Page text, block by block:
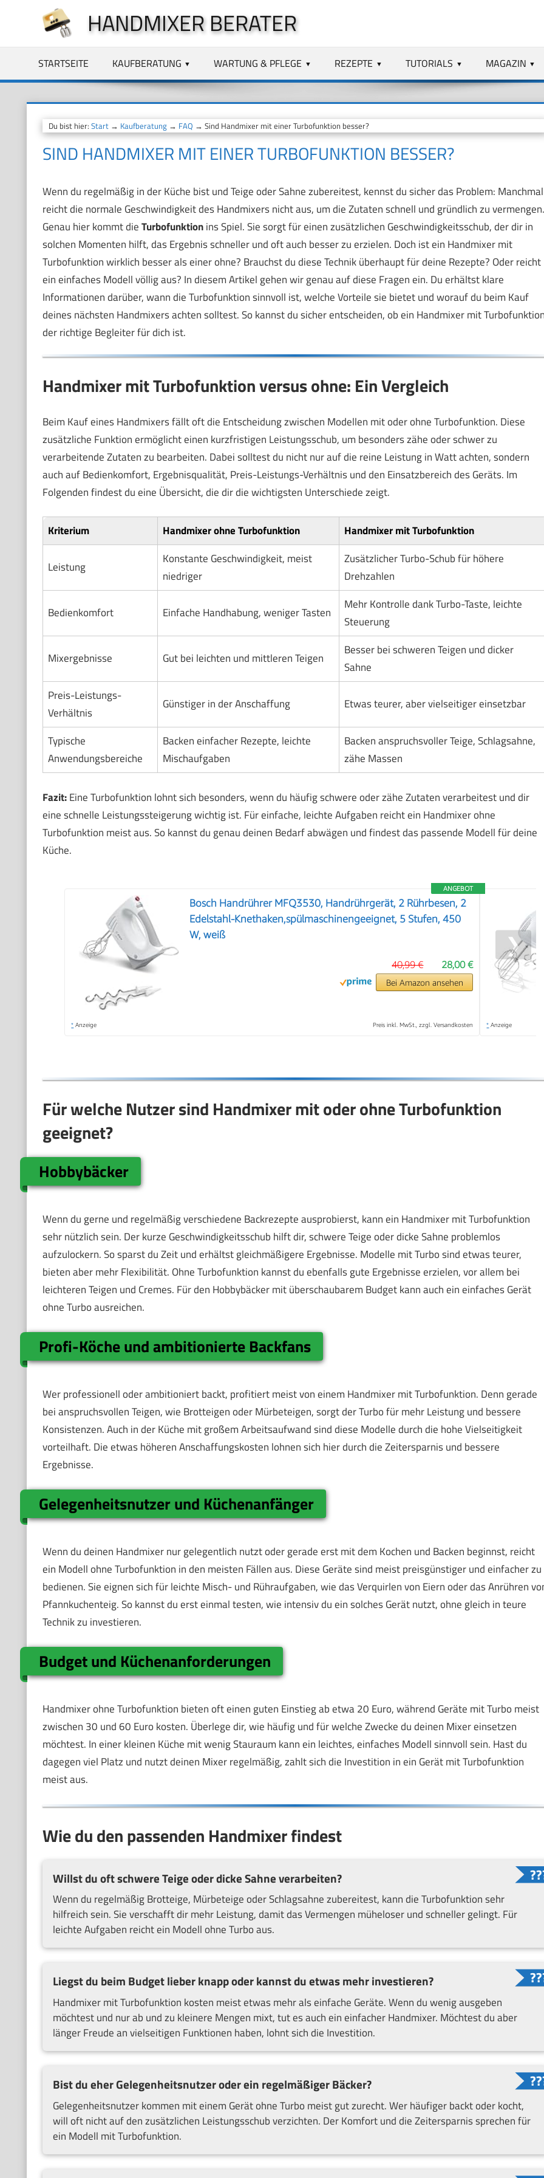
springen
HANDMIXER BERATER
STARTSEITE KAUFBERATUNG WARTUNG & PFLEGE REZEPTE TUTORIALS MAGAZIN
Du bist hier: Start→ Kaufberatung→ FAQ → Sind Handmixer mit einer Turbofunktion besser?
SIND HANDMIXER MIT EINER TURBOFUNKTION BESSER?
Wenn du regelmäßig in der Küche bist und Teige oder Sahne zubereitest, kennst du sicher das Problem: Manchmal
reicht die normale Geschwindigkeit des Handmixers nicht aus, um die Zutaten schnell und gründlich zu vermengen.
Genau hier kommt dieTurbofunktionins Spiel. Sie sorgt für einen zusätzlichen Geschwindigkeitsschub, der dir in
solchen Momenten hilft, das Ergebnis schneller und oft auch besser zu erzielen. Doch ist ein Handmixer mit
Turbofunktion wirklich besser als einer ohne? Brauchst du diese Technik überhaupt für deine Rezepte? Oder reicht
ein einfaches Modell völlig aus? In diesem Artikel gehen wir genau auf diese Fragen ein. Du erhältst klare
Informationen darüber, wann die Turbofunktion sinnvoll ist, welche Vorteile sie bietet und worauf du beim Kauf
deines nächsten Handmixers achten solltest. So kannst du sicher entscheiden, ob ein Handmixer mit
der richtige Begleiter für dich ist.
Handmixer mit Turbofunktion versus ohne: Ein Vergleich
Beim Kauf eines Handmixers fällt oft die Entscheidung zwischen Modellen mit oder ohne Turbofunktion. Diese
zusätzliche Funktion ermöglicht einen kurzfristigen Leistungsschub, um besonders zähe oder schwer zu
verarbeitende Zutaten zu bearbeiten. Dabei solltest du nicht nur auf die reine Leistung in Watt achten, sondern
auch auf Bedienkomfort, Ergebnisqualität, Preis-Leistungs-Verhältnis und den Einsatzbereich des Geräts. Im
Folgenden findest du eine Übersicht, die dir die wichtigsten Unterschiede zeigt.
Kriterium Handmixer ohne Turbofunktion Handmixer mit Turbofunktion
Leistung
Konstante Geschwindigkeit, meist
niedriger
Zusätzlicher Turbo-Schub für höhere
Drehzahlen
Bedienkomfort Einfache Handhabung, weniger Tasten
Mehr Kontrolle dank Turbo-Taste, leichte
Steuerung
Mixergebnisse Gut bei leichten und mittleren Teigen
Besser bei schweren Teigen und dicker
Sahne
Preis-Leistungs-
Verhältnis
Günstiger in der Anschaffung Etwas teurer, aber vielseitiger einsetzbar
Typische
Anwendungsbereiche
Backen einfacher Rezepte, leichte
Mischaufgaben
Backen anspruchsvoller Teige, Schlagsahne,
zähe Massen
Fazit:Eine Turbofunktion lohnt sich besonders, wenn du häufig schwere oder zähe Zutaten verarbeitest und dir
eine schnelle Leistungssteigerung wichtig ist. Für einfache, leichte Aufgaben reicht ein Handmixer ohne
Turbofunktion meist aus. So kannst du genau deinen Bedarf abwägen und findest das passende Modell für deine
Küche.
ANGEBOT
Bosch Handrührer MFQ3530, Handrührgerät, 2 Rührbesen, 2
Edelstahl-Knethaken,spülmaschinengeeignet, 5 Stufen, 450
W, weiß
28,00 €
40,99 €
Bei Amazon ansehen
* Anzeige Preis inkl. MwSt., zzgl. Versandkosten * Anzeige
❯
Für welche Nutzer sind Handmixer mit oder ohne Turbofunktion
geeignet?
Hobbybäcker
Wenn du gerne und regelmäßig verschiedene Backrezepte ausprobierst, kann ein Handmixer mit Turbofunktion
sehr nützlich sein. Der kurze Geschwindigkeitsschub hilft dir, schwere Teige oder dicke Sahne problemlos
aufzulockern. So sparst du Zeit und erhältst gleichmäßigere Ergebnisse. Modelle mit Turbo sind etwas teurer,
bieten aber mehr Flexibilität. Ohne Turbofunktion kannst du ebenfalls gute Ergebnisse erzielen, vor allem bei
leichteren Teigen und Cremes. Für den Hobbybäcker mit überschaubarem Budget kann auch ein einfaches Gerät
ohne Turbo ausreichen.
Profi-Köche und ambitionierte Backfans
Wer professionell oder ambitioniert backt, profitiert meist von einem Handmixer mit Turbofunktion. Denn gerade
bei anspruchsvollen Teigen, wie Brotteigen oder Mürbeteigen, sorgt der Turbo für mehr Leistung und bessere
Konsistenzen. Auch in der Küche mit großem Arbeitsaufwand sind diese Modelle durch die hohe Vielseitigkeit
vorteilhaft. Die etwas höheren Anschaffungskosten lohnen sich hier durch die Zeitersparnis und bessere
Ergebnisse.
Gelegenheitsnutzer und Küchenanfänger
Wenn du deinen Handmixer nur gelegentlich nutzt oder gerade erst mit dem Kochen und Backen beginnst, reicht
ein Modell ohne Turbofunktion in den meisten Fällen aus. Diese Geräte sind meist preisgünstiger und einfacher zu
bedienen. Sie eignen sich für leichte Misch- und Rühraufgaben, wie das Verquirlen von Eiern oder das Anrühren
Pfannkuchenteig. So kannst du erst einmal testen, wie intensiv du ein solches Gerät nutzt, ohne gleich in teure
Technik zu investieren.
Budget und Küchenanforderungen
Handmixer ohne Turbofunktion bieten oft einen guten Einstieg ab etwa 20 Euro, während Geräte mit Turbo meist
zwischen 30 und 60 Euro kosten. Überlege dir, wie häufig und für welche Zwecke du deinen Mixer einsetzen
möchtest. In einer kleinen Küche mit wenig Stauraum kann ein leichtes, einfaches Modell sinnvoll sein. Hast du
dagegen viel Platz und nutzt deinen Mixer regelmäßig, zahlt sich die Investition in ein Gerät mit Turbofunktion
meist aus.
Wie du den passenden Handmixer findest
Willst du oft schwere Teige oder dicke Sahne verarbeiten?
Wenn du regelmäßig Brotteige, Mürbeteige oder Schlagsahne zubereitest, kann die Turbofunktion sehr
hilfreich sein. Sie verschafft dir mehr Leistung, damit das Vermengen müheloser und schneller gelingt. Für
leichte Aufgaben reicht ein Modell ohne Turbo aus.
Liegst du beim Budget lieber knapp oder kannst du etwas mehr investieren?
Handmixer mit Turbofunktion kosten meist etwas mehr als einfache Geräte. Wenn du wenig ausgeben
möchtest und nur ab und zu kleinere Mengen mixt, tut es auch ein einfacher Handmixer. Möchtest du aber
länger Freude an vielseitigen Funktionen haben, lohnt sich die Investition.
Bist du eher Gelegenheitsnutzer oder ein regelmäßiger Bäcker?
Gelegenheitsnutzer kommen mit einem Gerät ohne Turbo meist gut zurecht. Wer häufiger backt oder kocht,
will oft nicht auf den zusätzlichen Leistungsschub verzichten. Der Komfort und die Zeitersparnis sprechen für
ein Modell mit Turbofunktion.